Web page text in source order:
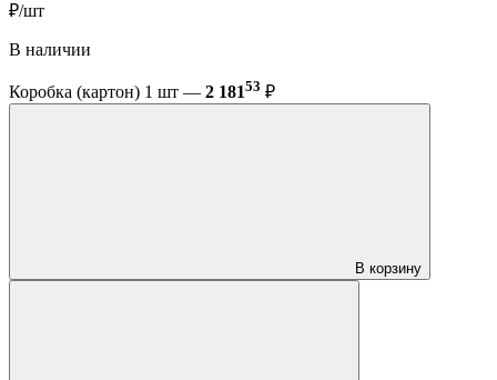
₽/шт
В наличии
Коробка (картон) 1 шт — 2 18153 ₽
В корзину